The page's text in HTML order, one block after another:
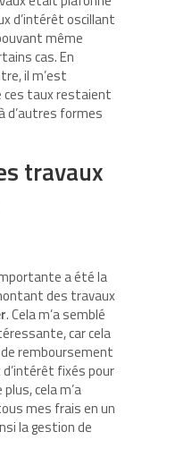
d’intérêt oscillant
même
cas. En
il m’est
ces taux restaient
d’autres formes
travaux
a été la
des travaux
. Cela m’a semblé
car cela
remboursement
fixés pour
cela m’a
mes frais en un
la gestion de